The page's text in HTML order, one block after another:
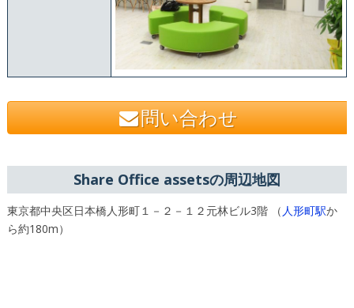
問い合わせ
Share Office assetsの周辺地図
東京都中央区日本橋人形町１－２－１２元林ビル3階 （ 人形町駅か
ら約180m）